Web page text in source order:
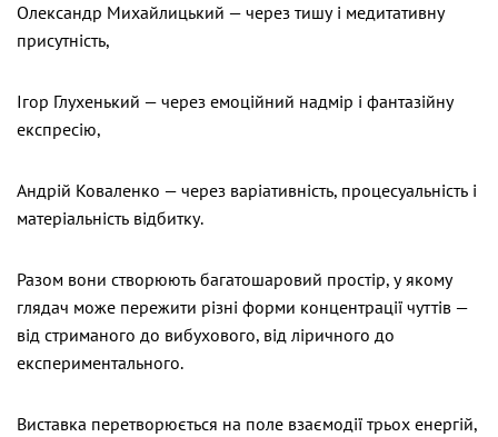
Олександр Михайлицький — через тишу і медитативну
присутність,
Ігор Глухенький — через емоційний надмір і фантазійну
експресію,
Андрій Коваленко — через варіативність, процесуальність і
матеріальність відбитку.
Разом вони створюють багатошаровий простір, у якому
глядач може пережити різні форми концентрації чуттів —
від стриманого до вибухового, від ліричного до
експериментального.
Виставка перетворюється на поле взаємодії трьох енергій,